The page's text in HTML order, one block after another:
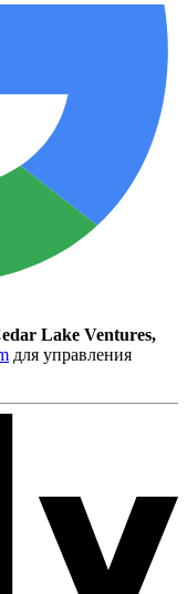
Lake Ventures,
для управления